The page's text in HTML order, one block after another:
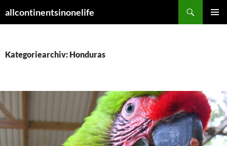
Inhalt
allcontinentsinonelife
Kategoriearchiv: Honduras